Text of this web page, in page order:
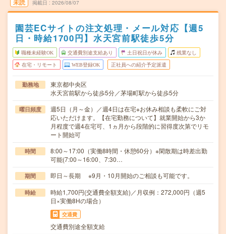
未読 掲載日 2026/08/07
園芸ECサイトの注文処理・メール対応【週5
日・時給1700円】水天宮前駅徒歩5分
職種未経験OK 交通費別途支給あり 土日祝日が休み 残業なし
在宅・リモート WEB登録OK 正社員への紹介予定派遣
勤務地
東京都中央区
水天宮前駅から徒歩5分／茅場町駅から徒歩5分
曜日頻度
週5日（月～金）／週4日は在宅※お休み相談も柔軟にご対
応いただけます。【在宅勤務について】就業開始から3か
月程度で週4在宅可、1ヵ月から段階的に習得度次第でリモ
ート開始可
時間
8:00～17:00（実働8時間・休憩60分）※閑散期は時差出勤
可能(7:00～16:00、7:30…
期間 即日～長期 ※9月・10月開始のご相談も可能です。
時給
時給1,700円(交通費全額支給)／月収例：272,000円（週5
日×実働8Hの場合）
交通費
交通費別途全額支給